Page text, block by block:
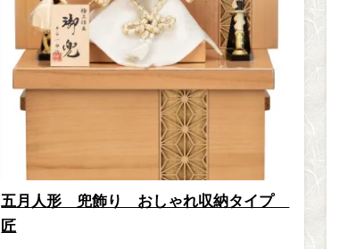
五月人形 兜飾り おしゃれ収納タイプ
匠